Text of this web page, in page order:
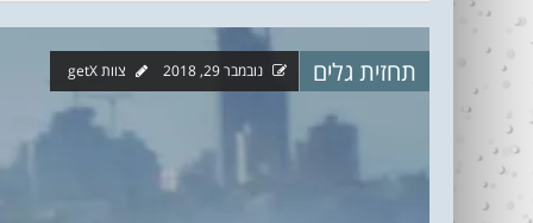
תחזית גלים נובמבר 29, 2018 צוות getX